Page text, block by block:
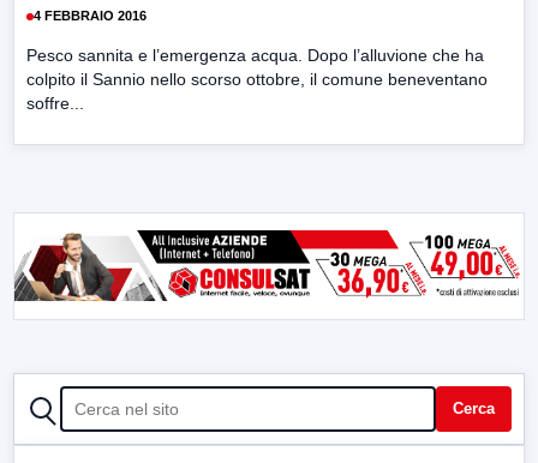
4 FEBBRAIO 2016
Pesco sannita e l’emergenza acqua. Dopo l’alluvione che ha
colpito il Sannio nello scorso ottobre, il comune beneventano
soffre...
CERCA Cerca